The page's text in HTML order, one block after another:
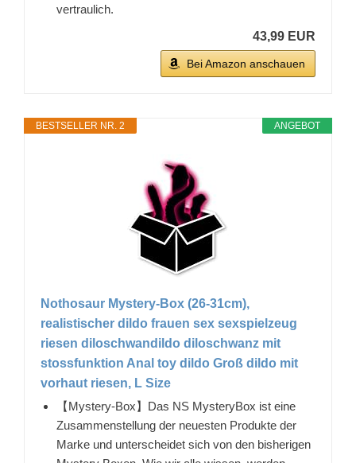
vertraulich.
43,99 EUR
Bei Amazon anschauen
ANGEBOT
BESTSELLER NR. 2
Nothosaur Mystery-Box (26-31cm),
realistischer dildo frauen sex sexspielzeug
riesen diloschwandildo diloschwanz mit
stossfunktion Anal toy dildo Groß dildo mit
vorhaut riesen, L Size
【Mystery-Box】Das NS MysteryBox ist eine
Zusammenstellung der neuesten Produkte der
Marke und unterscheidet sich von den bisherigen